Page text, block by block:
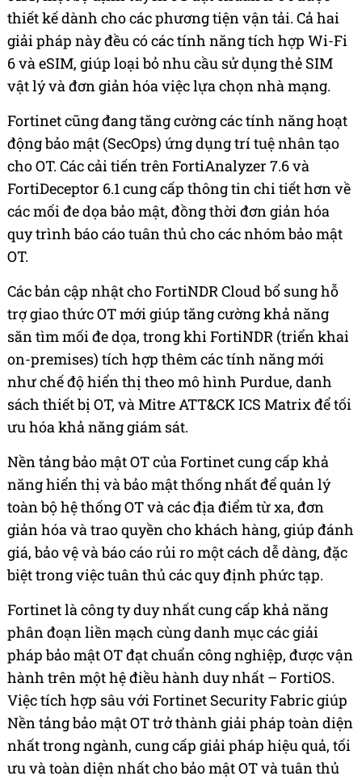
thiết kế dành cho các phương tiện vận tải. Cả hai
giải pháp này đều có các tính năng tích hợp Wi-Fi
6 và eSIM, giúp loại bỏ nhu cầu sử dụng thẻ SIM
vật lý và đơn giản hóa việc lựa chọn nhà mạng.
Fortinet cũng đang tăng cường các tính năng hoạt
động bảo mật (SecOps) ứng dụng trí tuệ nhân tạo
cho OT. Các cải tiến trên FortiAnalyzer 7.6 và
FortiDeceptor 6.1 cung cấp thông tin chi tiết hơn về
các mối đe dọa bảo mật, đồng thời đơn giản hóa
quy trình báo cáo tuân thủ cho các nhóm bảo mật
OT.
Các bản cập nhật cho FortiNDR Cloud bổ sung hỗ
trợ giao thức OT mới giúp tăng cường khả năng
săn tìm mối đe dọa, trong khi FortiNDR (triển khai
on-premises) tích hợp thêm các tính năng mới
như chế độ hiển thị theo mô hình Purdue, danh
sách thiết bị OT, và Mitre ATT&CK ICS Matrix để tối
ưu hóa khả năng giám sát.
Nền tảng bảo mật OT của Fortinet cung cấp khả
năng hiển thị và bảo mật thống nhất để quản lý
toàn bộ hệ thống OT và các địa điểm từ xa, đơn
giản hóa và trao quyền cho khách hàng, giúp đánh
giá, bảo vệ và báo cáo rủi ro một cách dễ dàng, đặc
biệt trong việc tuân thủ các quy định phức tạp.
Fortinet là công ty duy nhất cung cấp khả năng
phân đoạn liền mạch cùng danh mục các giải
pháp bảo mật OT đạt chuẩn công nghiệp, được vận
hành trên một hệ điều hành duy nhất – FortiOS.
Việc tích hợp sâu với Fortinet Security Fabric giúp
Nền tảng bảo mật OT trở thành giải pháp toàn diện
nhất trong ngành, cung cấp giải pháp hiệu quả, tối
ưu và toàn diện nhất cho bảo mật OT và tuân thủ